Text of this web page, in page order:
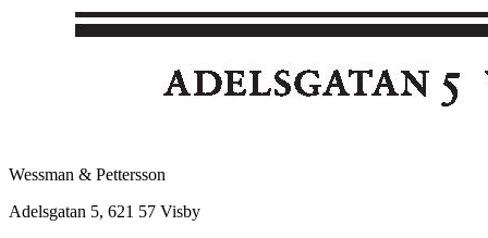
Wessman & Pettersson
Adelsgatan 5, 621 57 Visby